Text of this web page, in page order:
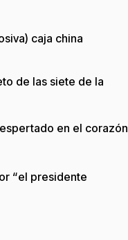
caja china
de las siete de la
en el corazón
“el presidente